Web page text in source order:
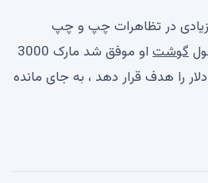
زیادی در تظاهرات چپ و چپ
گوشت
او موفق شد مارک 3000
دلاری را بچرخاند و 4000 دلار را هدف قرار دهد ، به جای مانده